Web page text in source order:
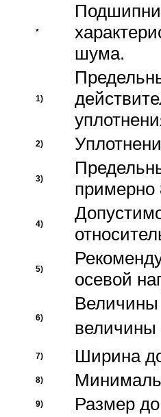
*
шума.
1)
2)
3)
примерно
4)
5)
осевой
6)
величины
7) Ширина
8)
9) Размер